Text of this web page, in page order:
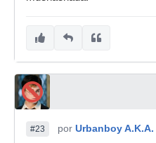
#23 por Urbanboy